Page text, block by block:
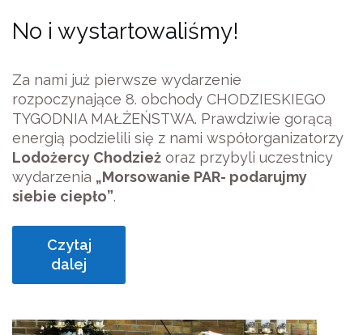
No i wystartowaliśmy!
Za nami już pierwsze wydarzenie
rozpoczynające 8. obchody CHODZIESKIEGO
TYGODNIA MAŁŻEŃSTWA. Prawdziwie gorącą
energią podzielili się z nami współorganizatorzy
Lodożercy Chodzież oraz przybyli uczestnicy
wydarzenia „Morsowanie PAR- podarujmy
siebie ciepło”.
Czytaj
dalej